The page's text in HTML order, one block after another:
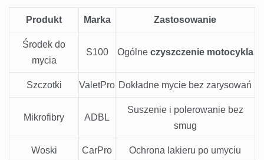
Produkt Marka Zastosowanie
Środek do
mycia
S100 Ogólne czyszczenie motocykla
Szczotki ValetPro Dokładne mycie bez zarysowań
Mikrofibry ADBL
Suszenie i polerowanie bez
smug
Woski CarPro Ochrona lakieru po umyciu